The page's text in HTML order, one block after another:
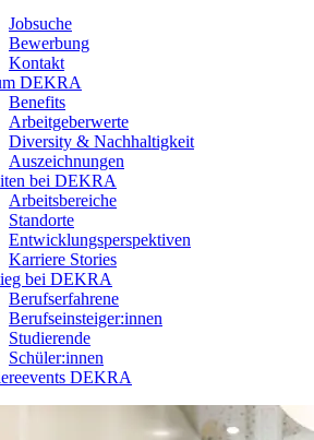
Jobsuche
Bewerbung
Kontakt
DEKRA
Benefits
Arbeitgeberwerte
Diversity & Nachhaltigkeit
Auszeichnungen
bei DEKRA
Arbeitsbereiche
Standorte
Entwicklungsperspektiven
Karriere Stories
bei DEKRA
Berufserfahrene
Berufseinsteiger:innen
Studierende
Schüler:innen
DEKRA